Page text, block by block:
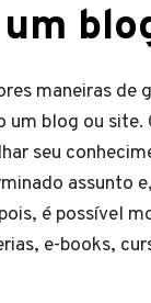
um
maneiras de
um blog ou
seu
assunto
é possível
e-books,